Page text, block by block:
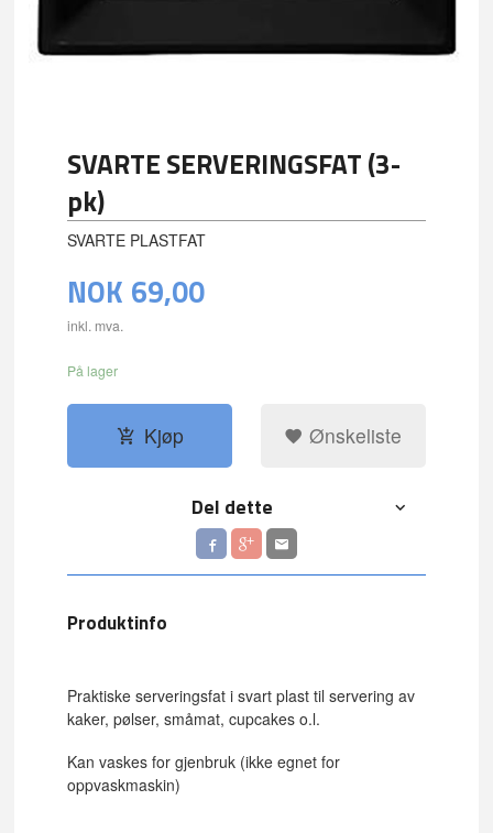
SVARTE SERVERINGSFAT (3-
pk)
SVARTE PLASTFAT
NOK 69,00
inkl. mva.
På lager
Kjøp Ønskeliste
Del dette
Produktinfo
Praktiske serveringsfat i svart plast til servering av
kaker, pølser, småmat, cupcakes o.l.
Kan vaskes for gjenbruk (ikke egnet for
oppvaskmaskin)